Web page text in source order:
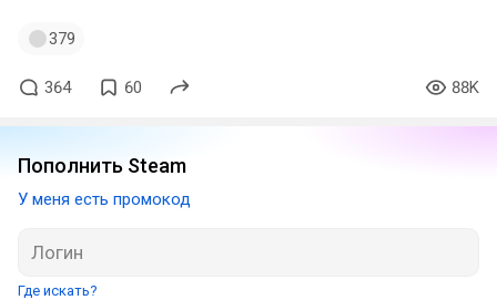
379
364 60 88K
Пополнить Steam
У меня есть промокод
Где искать?